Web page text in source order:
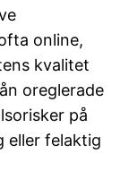
online,
kvalitet
oreglerade
på
eller felaktig